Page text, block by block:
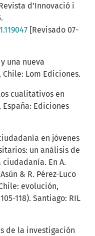
d’Innovació i
[Revisado 07-
una nueva
Lom Ediciones.
cualitativos en
Ediciones
en jóvenes
un análisis de
En A.
& R. Pérez-Luco
evolución,
118). Santiago: RIL
de la investigación